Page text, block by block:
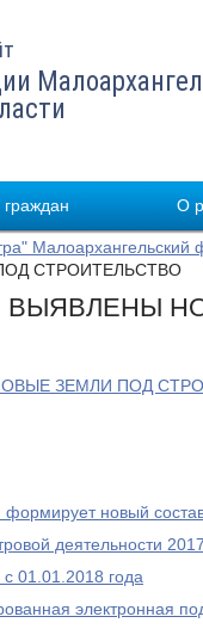
О
Малоархангельский
СТРОИТЕЛЬСТВО
ВЫЯВЛЕНЫ
ЗЕМЛИ ПОД
формирует новый
деятельности
01.01.2018 года
электронная